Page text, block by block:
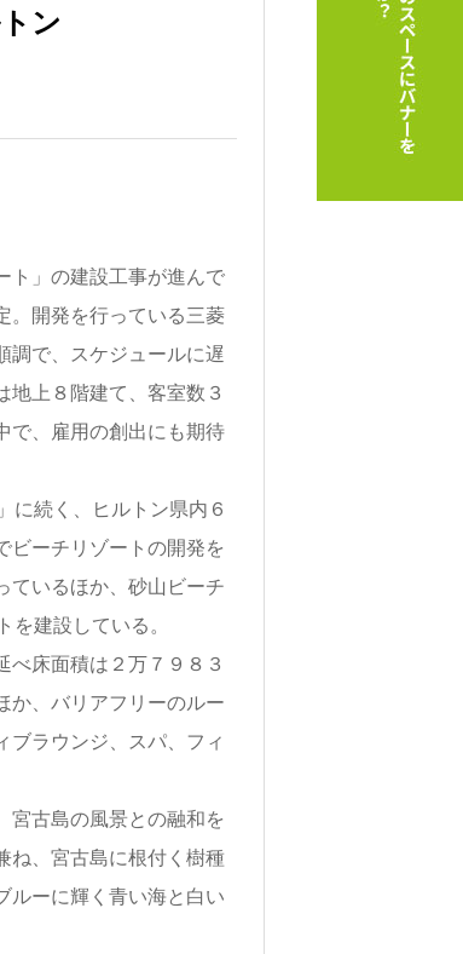
ン
ト」の建設工事が進んで
。開発を行っている三菱
調で、スケジュールに遅
地上８階建て、客室数３
で、雇用の創出にも期待
に続く、ヒルトン県内６
ビーチリゾートの開発を
ているほか、砂山ビーチ
建設している。
床面積は２万７９８３
か、バリアフリーのルー
ラウンジ、スパ、フィ
古島の風景との融和を
ね、宮古島に根付く樹種
ルーに輝く青い海と白い